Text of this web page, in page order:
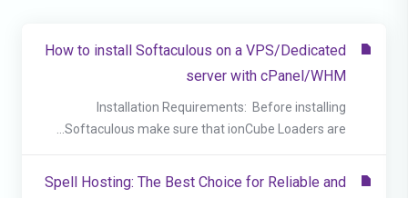
How to install Softaculous on a VPS/Dedicated
server with cPanel/WHM
Installation Requirements: Before installing
Softaculous make sure that ionCube Loaders are...
Spell Hosting: The Best Choice for Reliable and